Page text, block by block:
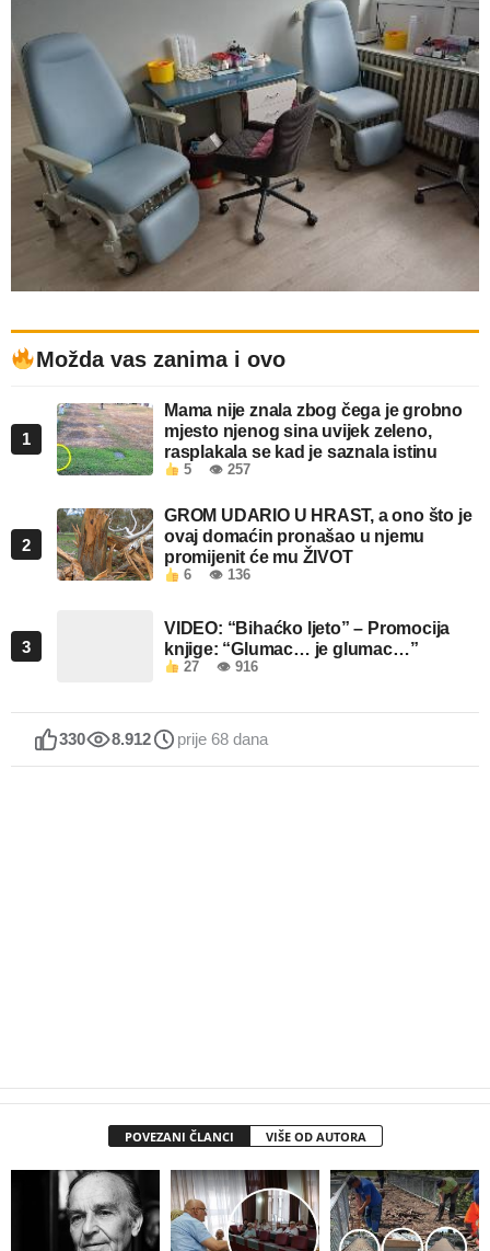
Možda vas zanima i ovo
1
Mama nije znala zbog čega je grobno
mjesto njenog sina uvijek zeleno,
rasplakala se kad je saznala istinu
5 👁 257
2
GROM UDARIO U HRAST, a ono što je
ovaj domaćin pronašao u njemu
promijenit će mu ŽIVOT
6 👁 136
3
VIDEO: “Bihaćko ljeto” – Promocija
knjige: “Glumac… je glumac…”
27 👁 916
330 8.912 prije 68 dana
POVEZANI ČLANCI VIŠE OD AUTORA